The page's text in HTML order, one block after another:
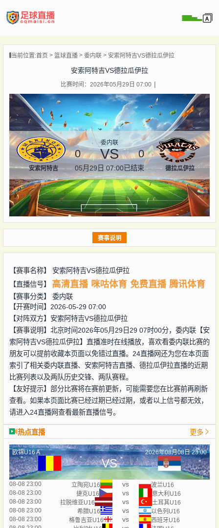
播
闻
当前位置:首页 篮球直播 委内联 安索阿特吉VS德拉瓜伊拉
安索阿特吉VS德拉瓜伊拉
比赛时间：2026年05月29日 07:00
安索阿特吉
委内联
0 VS 0
05月29日 07:00已结束 德拉瓜伊拉
赛事说明
【赛事名称】 安索阿特吉VS德拉瓜伊拉
【直播信号】
高清直播 咪咕体育 免费直播 腾讯体育
【赛事分类】 委内联
【开赛时间】2026-05-29 07:00
【对阵双方】 安索阿特吉VS德拉瓜伊拉
【赛事说明】北京时间2026年05月29日29 07时00分，委内联【安
索阿特吉VS德拉瓜伊拉】直播准时在线播放，喜欢看委内联比赛的
朋友可以提前收藏本页面以免错过直播。24直播网还为您在本页面
索引了相关委内联直播、安索阿特吉直播、德拉瓜伊拉直播的近期
比赛列表以及两队历史交锋、两队赛程。
【友好提示】部分比赛将在赛前更新，可能需要您在比赛前再刷新
查看。如果本页面比赛已经过期已经过期，或者以上信号都无效，
请进入24直播网查看最新直播信号。
热点直播 更多
欧锦U16 A 2026年08月08日 23:00
VS
08-08 23:00 立陶宛U16 vs
波兰U16
08-08 23:00
捷克U16 vs
意大利U16
08-08 23:00
拉脱维亚U16 vs
土耳其U16
08-08 23:00
希腊U16 vs
以色列U16
08-08 23:00
格鲁吉亚U16 vs
西班牙U16